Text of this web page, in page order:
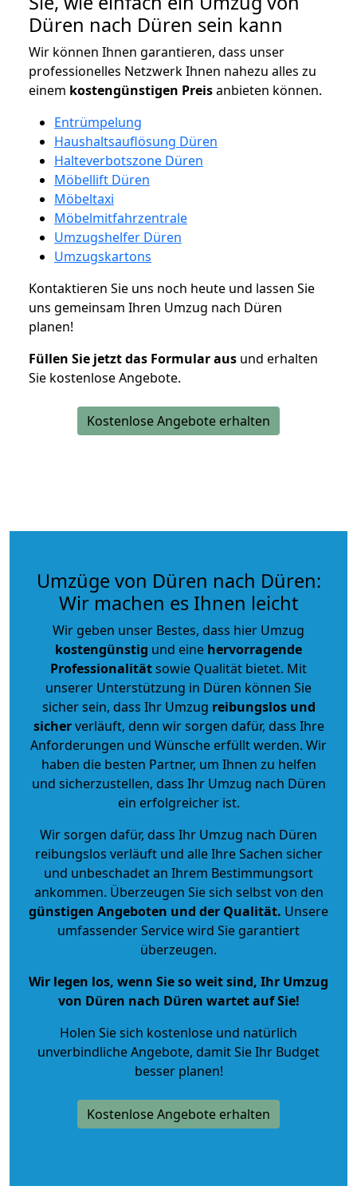
Düren nach Düren sein kann
Wir können Ihnen garantieren, dass unser
professionelles Netzwerk Ihnen nahezu alles zu
einem kostengünstigen Preisanbieten können.
Entrümpelung
Haushaltsauflösung Düren
Halteverbotszone Düren
Möbellift Düren
Möbeltaxi
Möbelmitfahrzentrale
Umzugshelfer Düren
Umzugskartons
Kontaktieren Sie uns noch heute und lassen Sie
uns gemeinsam Ihren Umzug nach Düren
planen!
Füllen Sie jetzt das Formular aus und erhalten
Sie kostenlose Angebote.
Kostenlose Angebote erhalten
Umzüge von Düren nach Düren:
Wir machen es Ihnen leicht
Wir geben unser Bestes, dass hier Umzug
kostengünstig und eine hervorragende
Professionalitätsowie Qualität bietet. Mit
unserer Unterstützung in Düren können Sie
sicher sein, dass Ihr Umzug reibungslos und
sicherverläuft, denn wir sorgen dafür, dass Ihre
Anforderungen und Wünsche erfüllt werden. Wir
haben die besten Partner, um Ihnen zu helfen
und sicherzustellen, dass Ihr Umzug nach Düren
ein erfolgreicher ist.
Wir sorgen dafür, dass Ihr Umzug nach Düren
reibungslos verläuft und alle Ihre Sachen sicher
und unbeschadet an Ihrem Bestimmungsort
ankommen. Überzeugen Sie sich selbst von den
günstigen Angeboten und der Qualität. Unsere
umfassender Service wird Sie garantiert
überzeugen.
Wir legen los, wenn Sie so weit sind, Ihr Umzug
von Düren nach Düren wartet auf Sie!
Holen Sie sich kostenlose und natürlich
unverbindliche Angebote, damit Sie Ihr Budget
besser planen!
Kostenlose Angebote erhalten